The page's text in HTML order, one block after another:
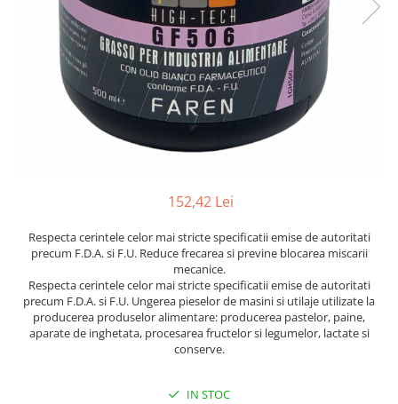
152,42 Lei
Respecta cerintele celor mai stricte specificatii emise de autoritati
precum F.D.A. si F.U. Reduce frecarea si previne blocarea miscarii
mecanice.
Respecta cerintele celor mai stricte specificatii emise de autoritati
precum F.D.A. si F.U. Ungerea pieselor de masini si utilaje utilizate la
producerea produselor alimentare: producerea pastelor, paine,
aparate de inghetata, procesarea fructelor si legumelor, lactate si
conserve.
IN STOC